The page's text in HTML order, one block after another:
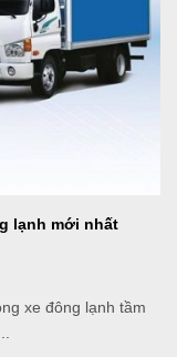
lạnh mới nhất
xe đông lạnh tầm